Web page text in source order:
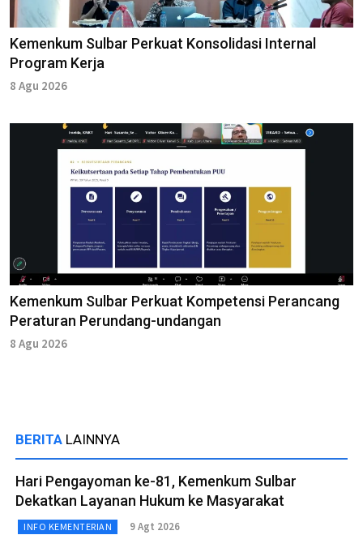
Kemenkum Sulbar Perkuat Konsolidasi Internal
Program Kerja
8 Agu 2026
Kemenkum Sulbar Perkuat Kompetensi Perancang
Peraturan Perundang-undangan
8 Agu 2026
BERITA LAINNYA
Hari Pengayoman ke-81, Kemenkum Sulbar
Dekatkan Layanan Hukum ke Masyarakat
INFO KEMENTERIAN 9 Agt 2026